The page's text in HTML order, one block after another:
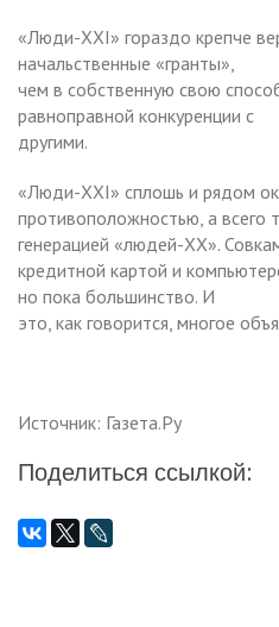
«Люди-XXI» гораздо крепче
начальственные «гранты»,
чем в собственную свою
равноправной конкуренции с
другими.
«Люди-XXI» сплошь и рядом
противоположностью, а всего
генерацией «людей-XX».
кредитной картой и
но пока большинство. И
это, как говорится, многое
Источник: Газета.Ру
Поделиться ссылкой: